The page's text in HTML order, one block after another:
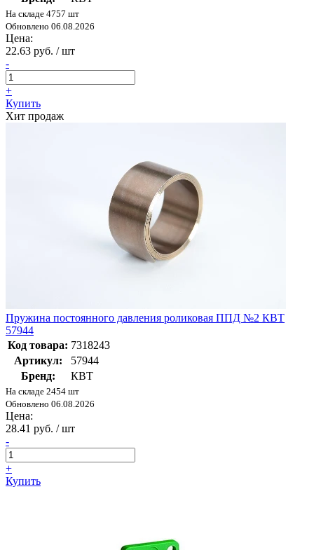
На складе 4757 шт
Обновлено 06.08.2026
Цена:
22.63 руб. / шт
-
+
Купить
Хит продаж
Пружина постоянного давления роликовая ППД №2 КВТ
57944
Код товара: 7318243
Артикул:
57944
Бренд:
КВТ
На складе 2454 шт
Обновлено 06.08.2026
Цена:
28.41 руб. / шт
-
+
Купить